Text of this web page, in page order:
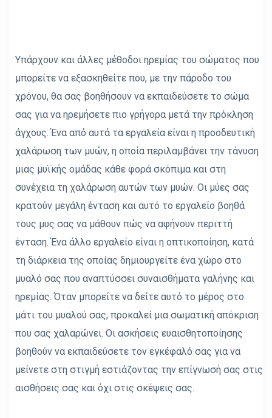
Υπάρχουν και άλλες μέθοδοι ηρεμίας του σώματος που
μπορείτε να εξασκηθείτε που, με την πάροδο του
χρόνου, θα σας βοηθήσουν να εκπαιδεύσετε το σώμα
σας για να ηρεμήσετε πιο γρήγορα μετά την πρόκληση
άγχους. Ένα από αυτά τα εργαλεία είναι η προοδευτική
χαλάρωση των μυών, η οποία περιλαμβάνει την τάνυση
μιας μυϊκής ομάδας κάθε φορά σκόπιμα και στη
συνέχεια τη χαλάρωση αυτών των μυών. Οι μύες σας
κρατούν μεγάλη ένταση και αυτό το εργαλείο βοηθά
τους μυς σας να μάθουν πώς να αφήνουν περιττή
ένταση. Ένα άλλο εργαλείο είναι η οπτικοποίηση, κατά
τη διάρκεια της οποίας δημιουργείτε ένα χώρο στο
μυαλό σας που αναπτύσσει συναισθήματα γαλήνης και
ηρεμίας. Όταν μπορείτε να δείτε αυτό το μέρος στο
μάτι του μυαλού σας, προκαλεί μια σωματική απόκριση
που σας χαλαρώνει. Οι ασκήσεις ευαισθητοποίησης
βοηθούν να εκπαιδεύσετε τον εγκέφαλό σας για να
μείνετε στη στιγμή εστιάζοντας την επίγνωσή σας στις
αισθήσεις σας και όχι στις σκέψεις σας.